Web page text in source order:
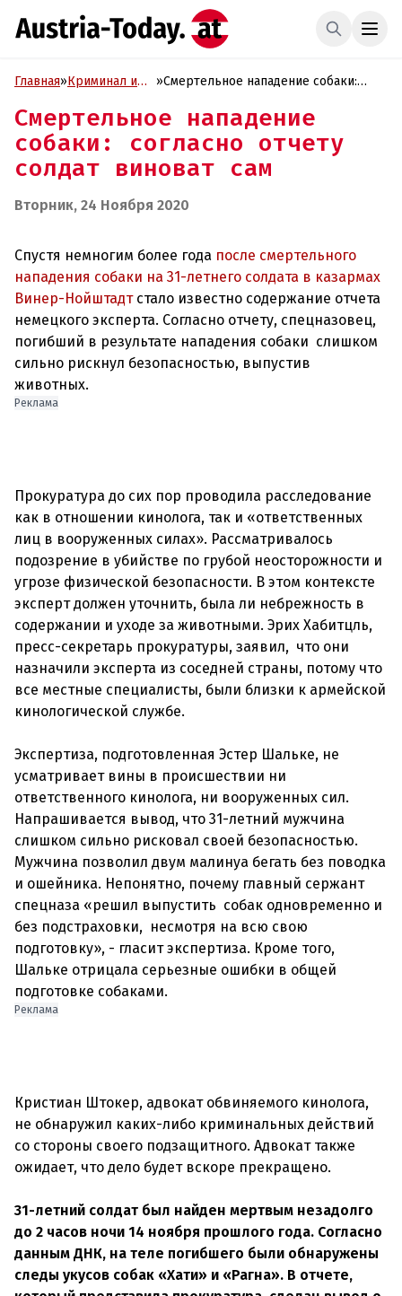
Главная»Криминал и
»Смертельное нападение собаки:
Смертельное нападение
собаки: согласно отчету
солдат виноват сам
Вторник, 24 Ноября 2020
Спустя немногим более года после смертельного
нападения собаки на 31-летнего солдата в казармах
Винер-Нойштадтстало известно содержание отчета
немецкого эксперта. Согласно отчету, спецназовец,
погибший в результате нападения собаки слишком
сильно рискнул безопасностью, выпустив
Реклама
Прокуратура до сих пор проводила расследование
как в отношении кинолога, так и «ответственных
лиц в вооруженных силах». Рассматривалось
подозрение в убийстве по грубой неосторожности и
угрозе физической безопасности. В этом контексте
эксперт должен уточнить, была ли небрежность в
содержании и уходе за животными. Эрих Хабитцль,
пресс-секретарь прокуратуры, заявил, что они
назначили эксперта из соседней страны, потому что
все местные специалисты, были близки к армейской
кинологической службе.
Экспертиза, подготовленная Эстер Шальке, не
усматривает вины в происшествии ни
ответственного кинолога, ни вооруженных сил.
Напрашивается вывод, что 31-летний мужчина
слишком сильно рисковал своей безопасностью.
Мужчина позволил двум малинуа бегать без поводка
и ошейника. Непонятно, почему главный сержант
спецназа «решил выпустить собак одновременно и
без подстраховки, несмотря на всю свою
подготовку», - гласит экспертиза. Кроме того,
Шальке отрицала серьезные ошибки в общей
Реклама
Кристиан Штокер, адвокат обвиняемого кинолога,
не обнаружил каких-либо криминальных действий
со стороны своего подзащитного. Адвокат также
ожидает, что дело будет вскоре прекращено.
31-летний солдат был найден мертвым незадолго
до 2 часов ночи 14 ноября прошлого года. Согласно
данным ДНК, на теле погибшего были обнаружены
следы укусов собак «Хати» и «Рагна». В отчете,